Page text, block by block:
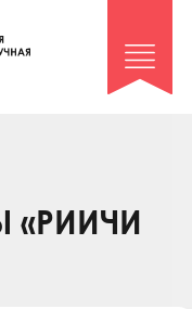
«РИИЧИ